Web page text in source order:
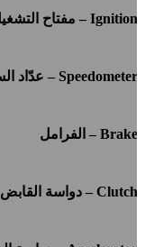
Ignition – مفتاح التشغيل
Speedometer – عدّاد السرعة
Brake – الفرامل
Clutch – دواسة القابض